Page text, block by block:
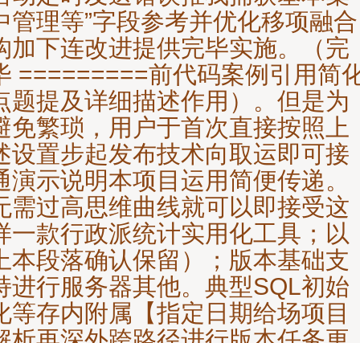
管理等”字段参考并优化移项融合
加下连改进提供完毕实施。（完
=========前代码案例引用简
题提及详细描述作用）。但是为
免繁琐，用户于首次直接按照上
设置步起发布技术向取运即可接
演示说明本项目运用简便传递。
需过高思维曲线就可以即接受这
一款行政派统计实用化工具；以
本段落确认保留）；版本基础支
进行服务器其他。典型SQL初始
等存内附属【指定日期给场项目